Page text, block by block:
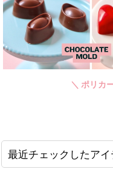
＼ ポリカ
最近チェックしたアイ